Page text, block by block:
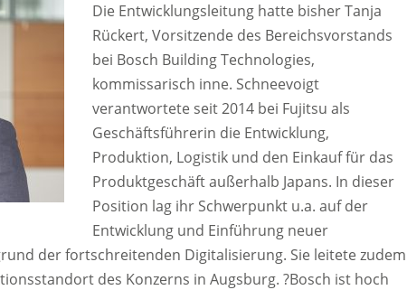
Die Entwicklungsleitung hatte bisher Tanja
Rückert, Vorsitzende des Bereichsvorstands
bei Bosch Building Technologies,
kommissarisch inne. Schneevoigt
verantwortete seit 2014 bei Fujitsu als
Geschäftsführerin die Entwicklung,
Produktion, Logistik und den Einkauf für das
Produktgeschäft außerhalb Japans. In dieser
Position lag ihr Schwerpunkt u.a. auf der
Entwicklung und Einführung neuer
der fortschreitenden Digitalisierung. Sie leitete zudem
des Konzerns in Augsburg. ?Bosch ist hoch